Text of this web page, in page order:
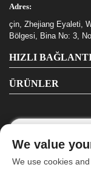
Adres:
çin, Zhejiang Eyaleti,
Bölgesi, Bina No: 3,
HIZLI
ÜRÜNLER
We value
We use cookies